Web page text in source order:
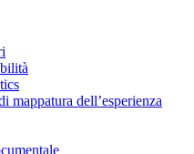
mappatura dell’esperienza